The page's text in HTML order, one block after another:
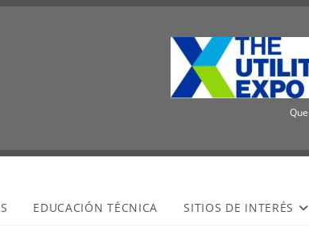
EDUCACIÓN TÉCNICA SITIOS DE INTERÉS